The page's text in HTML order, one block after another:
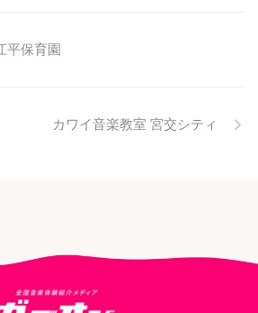
平保育園
カワイ音楽教室 宮交シティ